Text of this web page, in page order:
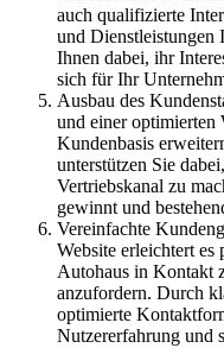
auch qualifizierte
und Dienstleistungen
Ihnen dabei, ihr
sich für Ihr
Ausbau des
und einer optimierten
Kundenbasis
unterstützen Sie
Vertriebskanal zu
gewinnt und
Vereinfachte
Website erleichtert
Autohaus in Kontakt
anzufordern. Durch
optimierte
Nutzererfahrung und